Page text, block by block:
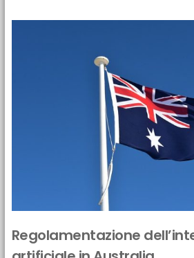
Regolamentazione